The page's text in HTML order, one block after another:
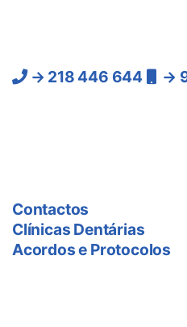
→ 218 446 644
→
Contactos
Clínicas Dentárias
Acordos e Protocolos